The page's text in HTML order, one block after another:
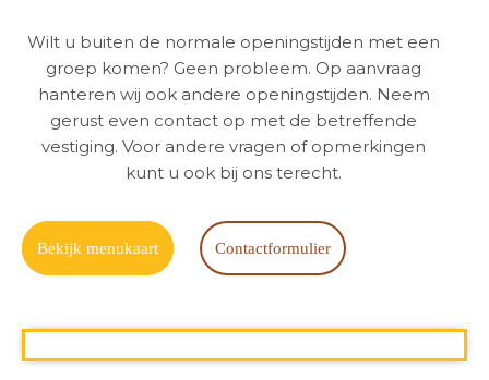
Wilt u buiten de normale openingstijden met een
groep komen? Geen probleem. Op aanvraag
hanteren wij ook andere openingstijden. Neem
gerust even contact op met de betreffende
vestiging. Voor andere vragen of opmerkingen
kunt u ook bij ons terecht.
Bekijk menukaart Contactformulier